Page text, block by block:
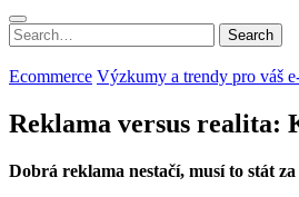
Search
for:
Search
Ecommerce Výzkumy a trendy pro váš
Reklama versus realita:
Dobrá reklama nestačí, musí to stát